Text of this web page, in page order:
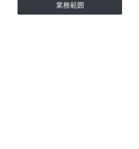
業務範囲